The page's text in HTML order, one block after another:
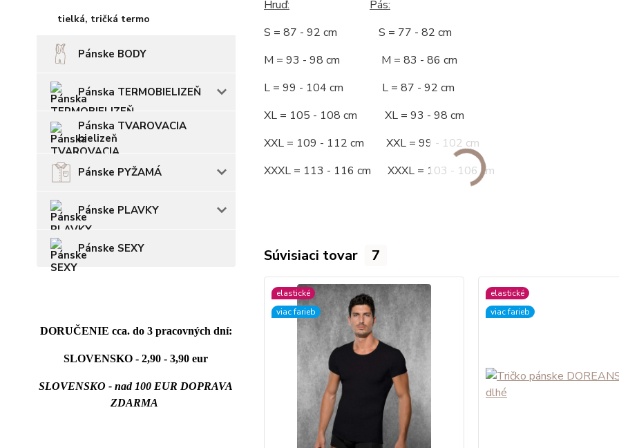
tielká, tričká termo
Pánske BODY
Pánska TERMOBIELIZEŇ
Pánska TVAROVACIA
bielizeň
Pánske PYŽAMÁ
Pánske PLAVKY
Pánske SEXY
DORUČENIE cca. do 3 pracovných dní:
SLOVENSKO - 2,90 - 3,90 eur
SLOVENSKO - nad 100 EUR DOPRAVA
ZDARMA
Hruď:
Pás:
S = 87 - 92 cm S = 77 - 82 cm
M = 93 - 98 cm M = 83 - 86 cm
L = 99 - 104 cm L = 87 - 92 cm
XL = 105 - 108 cm XL = 93 - 98 cm
XXL = 109 - 112 cm XXL = 99 - 102 cm
XXXL = 113 - 116 cm XXXL = 103 - 106 cm
Súvisiaci tovar 7
elastické
viac farieb
elastické
viac farieb